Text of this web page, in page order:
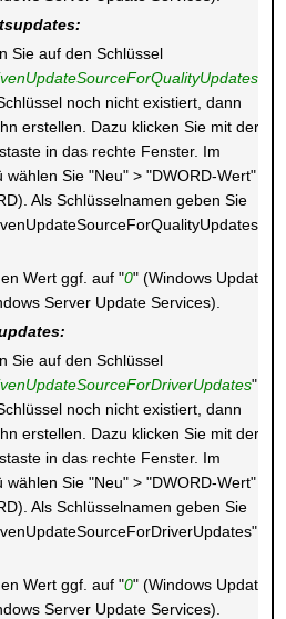
Sie auf den Schlüssel
noch nicht existiert, dann
erstellen. Dazu klicken Sie mit der
in das rechte Fenster. Im
wählen Sie "Neu" > "DWORD-Wert"
Als Schlüsselnamen geben Sie
Wert ggf. auf "0" (Windows Update)
Server Update Services).
Sie auf den Schlüssel
".
noch nicht existiert, dann
erstellen. Dazu klicken Sie mit der
in das rechte Fenster. Im
wählen Sie "Neu" > "DWORD-Wert"
Als Schlüsselnamen geben Sie
Wert ggf. auf "0" (Windows Update)
Server Update Services).